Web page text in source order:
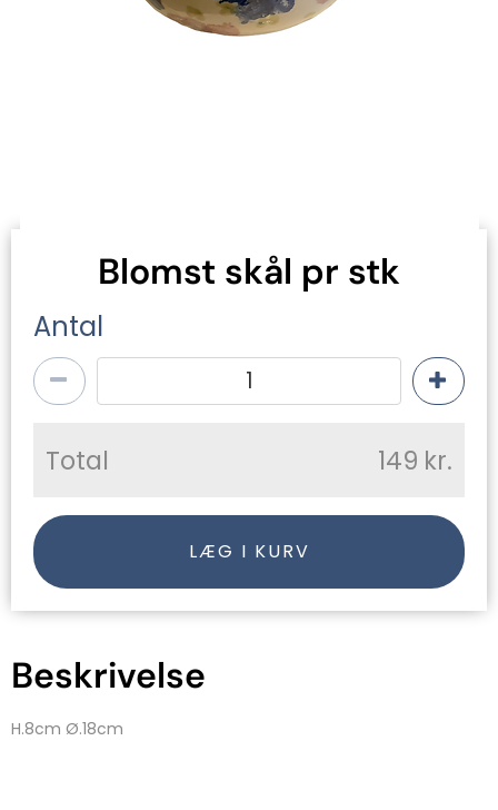
Blomst skål pr stk
Antal
Total 149 kr.
LÆG I KURV
Beskrivelse
H.8cm Ø.18cm